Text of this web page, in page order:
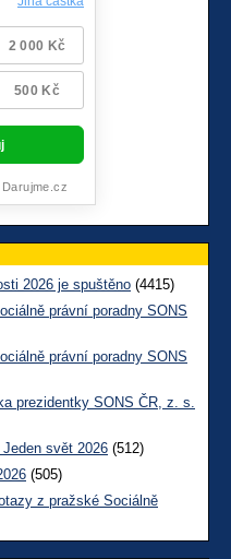
2026 je spuštěno (4415)
právní poradny SONS
právní poradny SONS
prezidentky SONS ČR, z. s.
svět 2026 (512)
(505)
z pražské Sociálně